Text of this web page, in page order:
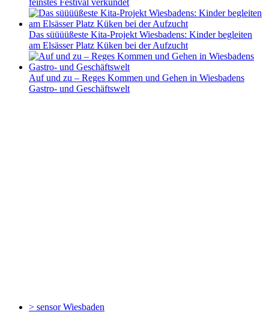
Das süüüüßeste Kita-Projekt Wiesbadens: Kinder begleiten
am Elsässer Platz Küken bei der Aufzucht
Auf und zu – Reges Kommen und Gehen in Wiesbadens
Gastro- und Geschäftswelt
> sensorWiesbaden